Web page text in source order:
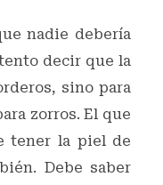
nadie debería
decir que la
sino para
zorros. El que
tener la piel de
Debe saber